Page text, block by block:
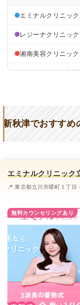
エミナルクリニッ
レジーナクリニッ
湘南美容クリニッ
リゼクリニック立
Yoko Dermatology
前村医院
望月クリニック
今井クリニック
原皮フ科クリニック
アルカンジュ秋津
エミナルクリニッ
レジーナクリニッ
湘南美容クリニック
メンズリゼ立川院
新秋津でおすすめ
エミナルクリニック
📍 東京都立川市曙町１丁
無料カウンセリングあり